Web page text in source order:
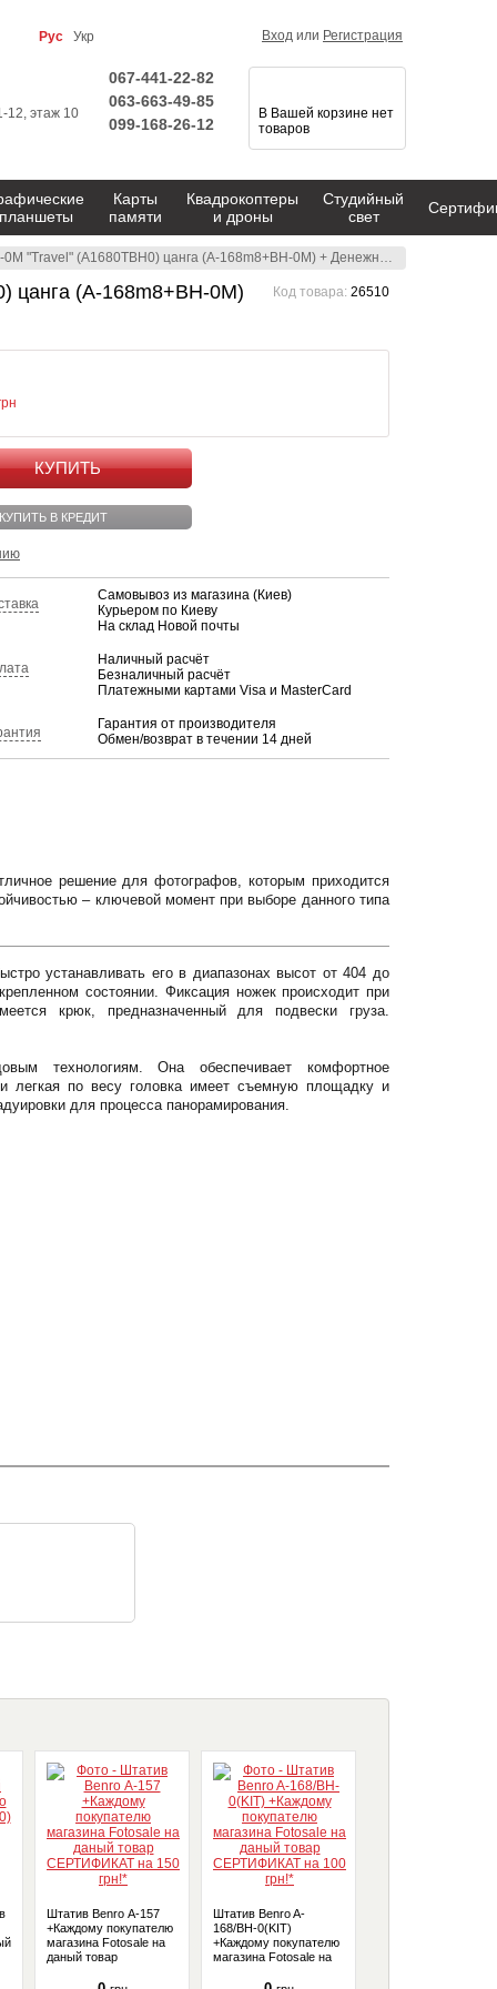
(A1680TBH0) цанга (A-168m8+BH-0M) + Денежный сертификат
цанга (A-168m8+BH-0M)
Код товара: 26510
КУПИТЬ
КУПИТЬ В КРЕДИТ
Самовывоз из магазина (Киев)
Курьером по Киеву
На склад Новой почты
Наличный расчёт
Безналичный расчёт
Платежными картами Visa и MasterCard
Гарантия от производителя
Обмен/возврат в течении 14 дней
решение для фотографов, которым приходится
– ключевой момент при выборе данного типа
устанавливать его в диапазонах высот от 404 до
состоянии. Фиксация ножек происходит при
крюк, предназначенный для подвески груза.
технологиям. Она обеспечивает комфортное
легкая по весу головка имеет съемную площадку и
для процесса панорамирования.
Штатив Benro А-157
+Каждому покупателю
магазина Fotosale на
даный товар
Штатив Benro A-
168/BH-0(KIT)
+Каждому покупателю
магазина Fotosale на
СЕРТИФИКАТ на 100
Рус Укр Вход или Регистрация
12, этаж 10
067-441-22-82
063-663-49-85
099-168-26-12
В Вашей корзине нет
товаров
планшеты
Карты
памяти
Квадрокоптеры
и дроны
Студийный
свет